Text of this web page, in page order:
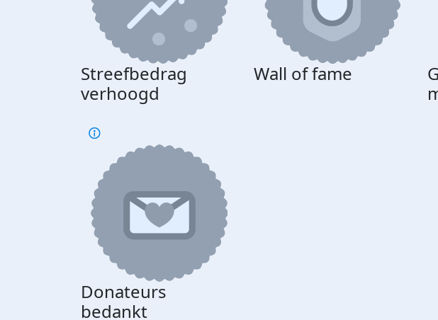
Streefbedrag
verhoogd
Wall of fame
Donateurs
bedankt